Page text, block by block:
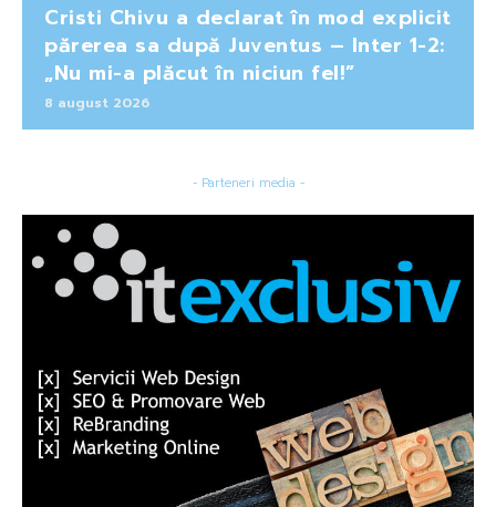
Cristi Chivu a declarat în mod explicit
părerea sa după Juventus – Inter 1-2:
„Nu mi-a plăcut în niciun fel!”
8 august 2026
- Parteneri media -